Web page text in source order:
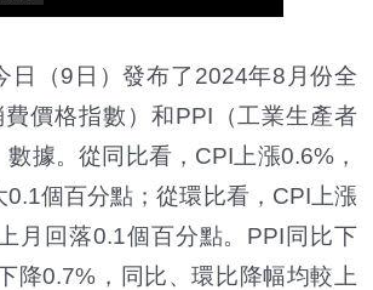
（9日）發布了2024年8月份全
費價格指數）和PPI（工業生產者
據。從同比看，CPI上漲0.6%，
0.1個百分點；從環比看，CPI上漲
月回落0.1個百分點。PPI同比下
降0.7%，同比、環比降幅均較上